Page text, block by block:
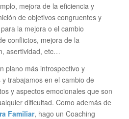
mejora de la eficiencia y
de objetivos congruentes y
la mejora o el cambio
conflictos, mejora de la
asertividad, etc…
plano más introspectivo y
trabajamos en el cambio de
y aspectos emocionales que son
dificultad. Como además de
Familiar, hago un Coaching